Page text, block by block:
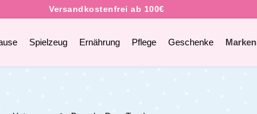
Spielzeug Ernährung Pflege Geschenke Marken